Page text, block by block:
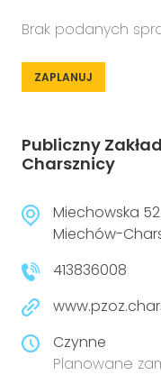
Brak podanych
ZAPLANUJ
Publiczny
Charsznicy
Miechowska 52
Miechów-
413836008
Czynne
Planowane